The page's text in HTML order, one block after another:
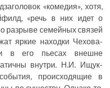
«комедия», хотя,
«речь в них идет о
разрыве семейных связей
яркие находки Чехова-
в его пьесах внешне
внутри. Н.И. Ищук-
происходящие в